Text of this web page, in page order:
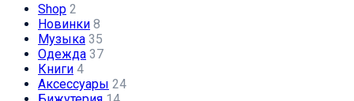
Shop 2
Новинки 8
Музыка 35
Одежда 37
Книги 4
Аксессуары 24